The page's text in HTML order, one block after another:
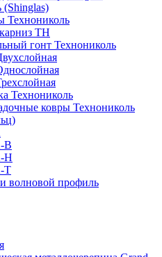
(Shinglas)
Технониколь
ТН
гонт Технониколь
Технониколь
ковры Технониколь
B
H
T
волновой профиль